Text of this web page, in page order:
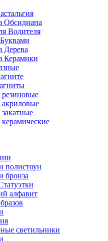
Обсидиана
Водителя
Дерева
Керамики
полистоун
бронза
алфавит
светильники